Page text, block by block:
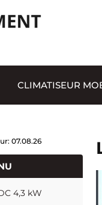
CLIMATISEUR
07.08.26
4,3 kW